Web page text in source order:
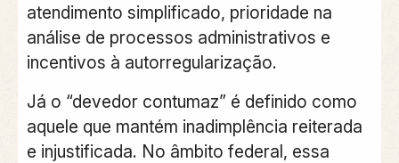
atendimento simplificado, prioridade na
análise de processos administrativos e
incentivos à autorregularização.
Já o “devedor contumaz” é definido como
aquele que mantém inadimplência reiterada
e injustificada. No âmbito federal, essa